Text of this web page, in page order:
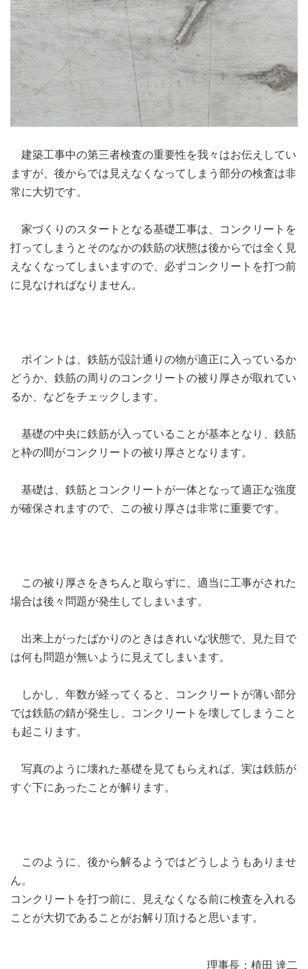
建築工事中の第三者検査の重要性を我々はお伝えしてい
ますが、後からでは見えなくなってしまう部分の検査は非
常に大切です。
家づくりのスタートとなる基礎工事は、コンクリートを
打ってしまうとそのなかの鉄筋の状態は後からでは全く見
えなくなってしまいますので、必ずコンクリートを打つ前
に見なければなりません。
ポイントは、鉄筋が設計通りの物が適正に入っているか
どうか、鉄筋の周りのコンクリートの被り厚さが取れてい
るか、などをチェックします。
基礎の中央に鉄筋が入っていることが基本となり、鉄筋
と枠の間がコンクリートの被り厚さとなります。
基礎は、鉄筋とコンクリートが一体となって適正な強度
が確保されますので、この被り厚さは非常に重要です。
この被り厚さをきちんと取らずに、適当に工事がされた
場合は後々問題が発生してしまいます。
出来上がったばかりのときはきれいな状態で、見た目で
は何も問題が無いように見えてしまいます。
しかし、年数が経ってくると、コンクリートが薄い部分
では鉄筋の錆が発生し、コンクリートを壊してしまうこと
も起こります。
写真のように壊れた基礎を見てもらえれば、実は鉄筋が
すぐ下にあったことが解ります。
このように、後から解るようではどうしようもありませ
ん。
コンクリートを打つ前に、見えなくなる前に検査を入れる
ことが大切であることがお解り頂けると思います。
理事長：植田 達二